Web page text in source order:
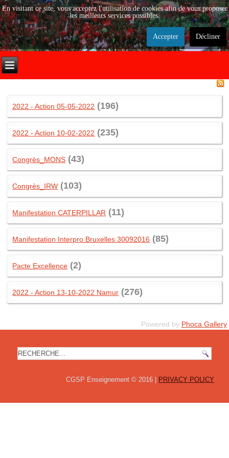
2022 - Action 05-05-2022 (196)
2022 - Action 10-02-2022 (235)
Congrès_MONS (43)
Congrès_IRW (103)
Manifestation CATERPILLAR (11)
Manifestation Interpro Bruxelles 30092016 (85)
Pacte Excellence (2)
2022 - Action 13-10-2022 Namur (276)
Powered by Phoca Gallery
CGSP Enseignement © 2016 | PRIVACY POLICY
En visitant ce site, vous acceptez l'utilisation de cookies afin de vous proposer
les meilleurs services possibles.
Accepter Décliner